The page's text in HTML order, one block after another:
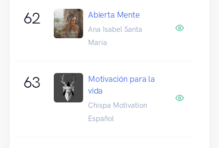
62 Abierta Mente
Ana Isabel Santa
María
63
Motivación para la
vida
Chispa Motivation
Español